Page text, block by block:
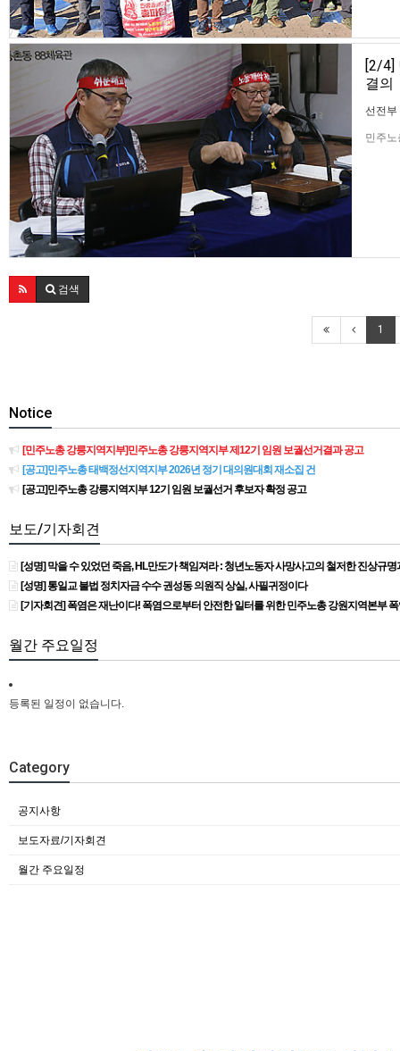
[2/4]
결의
선전부
민주
검색
1
Notice
[민주노총 강릉지역지부]민주노총 강릉지역지부 제12기 임원 보궐선거결과 공고
[공고]민주노총 태백정선지역지부 2026년 정기 대의원대회 재소집 건
[공고]민주노총 강릉지역지부 12기 임원 보궐선거 후보자 확정 공고
보도/기자회견
[성명] 막을 수 있었던 죽음, HL만도가 책임져라 : 청년노동자 사망사고의 철저한 진상규
[성명] 통일교 불법 정치자금 수수 권성동 의원직 상실, 사필귀정이다
[기자회견] 폭염은 재난이다! 폭염으로부터 안전한 일터를 위한 민주노총 강원지역본부
월간 주요일정
등록된 일정이 없습니다.
Category
공지사항
보도자료/기자회견
월간 주요일정